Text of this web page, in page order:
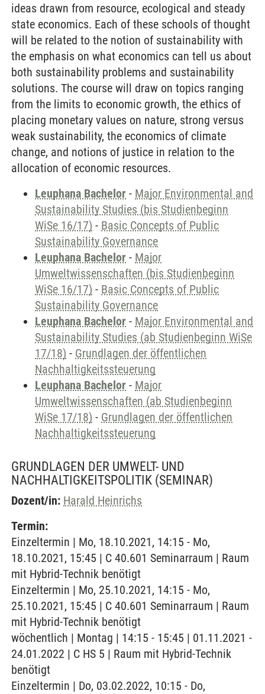
ideas drawn from resource, ecological and steady
state economics. Each of these schools of thought
will be related to the notion of sustainability with
the emphasis on what economics can tell us about
both sustainability problems and sustainability
solutions. The course will draw on topics ranging
from the limits to economic growth, the ethics of
placing monetary values on nature, strong versus
weak sustainability, the economics of climate
change, and notions of justice in relation to the
allocation of economic resources.
Leuphana Bachelor - Major Environmental and
Sustainability Studies (bis Studienbeginn
WiSe 16/17) - Basic Concepts of Public
Sustainability Governance
Leuphana Bachelor - Major
Umweltwissenschaften (bis Studienbeginn
WiSe 16/17) - Basic Concepts of Public
Sustainability Governance
Leuphana Bachelor - Major Environmental and
Sustainability Studies (ab Studienbeginn WiSe
17/18) - Grundlagen der öffentlichen
Nachhaltigkeitssteuerung
Leuphana Bachelor - Major
Umweltwissenschaften (ab Studienbeginn
WiSe 17/18) - Grundlagen der öffentlichen
Nachhaltigkeitssteuerung
GRUNDLAGEN DER UMWELT- UND
NACHHALTIGKEITSPOLITIK (SEMINAR)
Dozent/in: Harald Heinrichs
Termin:
Einzeltermin | Mo, 18.10.2021, 14:15 - Mo,
18.10.2021, 15:45 | C 40.601 Seminarraum | Raum
mit Hybrid-Technik benötigt
Einzeltermin | Mo, 25.10.2021, 14:15 - Mo,
25.10.2021, 15:45 | C 40.601 Seminarraum | Raum
mit Hybrid-Technik benötigt
wöchentlich | Montag | 14:15 - 15:45 | 01.11.2021 -
24.01.2022 | C HS 5 | Raum mit Hybrid-Technik
benötigt
Einzeltermin | Do, 03.02.2022, 10:15 - Do,